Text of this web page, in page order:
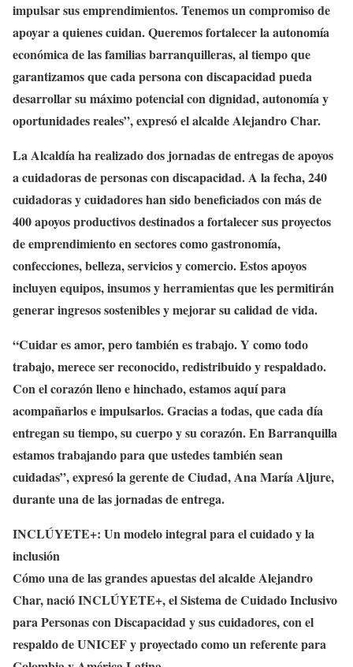
impulsar sus emprendimientos. Tenemos un compromiso de
apoyar a quienes cuidan. Queremos fortalecer la autonomía
económica de las familias barranquilleras, al tiempo que
garantizamos que cada persona con discapacidad pueda
desarrollar su máximo potencial con dignidad, autonomía y
oportunidades reales”, expresó el alcalde Alejandro Char.
La Alcaldía ha realizado dos jornadas de entregas de apoyos
a cuidadoras de personas con discapacidad. A la fecha, 240
cuidadoras y cuidadores han sido beneficiados con más de
400 apoyos productivos destinados a fortalecer sus proyectos
de emprendimiento en sectores como gastronomía,
confecciones, belleza, servicios y comercio. Estos apoyos
incluyen equipos, insumos y herramientas que les permitirán
generar ingresos sostenibles y mejorar su calidad de vida.
“Cuidar es amor, pero también es trabajo. Y como todo
trabajo, merece ser reconocido, redistribuido y respaldado.
Con el corazón lleno e hinchado, estamos aquí para
acompañarlos e impulsarlos. Gracias a todas, que cada día
entregan su tiempo, su cuerpo y su corazón. En Barranquilla
estamos trabajando para que ustedes también sean
cuidadas”, expresó la gerente de Ciudad, Ana María Aljure,
durante una de las jornadas de entrega.
INCLÚYETE+: Un modelo integral para el cuidado y la
inclusión
Cómo una de las grandes apuestas del alcalde Alejandro
Char, nació INCLÚYETE+, el Sistema de Cuidado Inclusivo
para Personas con Discapacidad y sus cuidadores, con el
respaldo de UNICEF y proyectado como un referente para